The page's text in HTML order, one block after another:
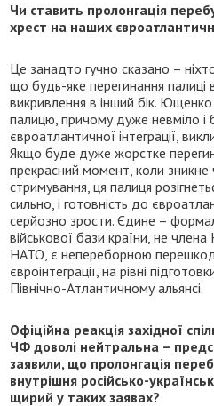
Чи ставить пролонгація
хрест на наших
Це занадто гучно сказано –
що будь-яке перегинання палиці
викривлення в інший бік.
палицю, причому дуже невміло і
євроатлантичної інтеграції,
Якщо буде дуже жорстке
прекрасний момент, коли зникне
стримування, ця палиця
сильно, і готовність до
серйозно зрости. Єдине –
військової бази країни, не
НАТО, є непереборною
євроінтеграції, на рівні
Північно-Атлантичному альянсі.
Офіційна реакція західної
ЧФ доволі нейтральна –
заявили, що пролонгація
внутрішня російсько-
щирий у таких заявах?